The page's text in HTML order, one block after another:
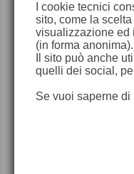
I cookie tecnici
sito, come la
visualizzazione ed
(in forma anonima).
Il sito può anche
quelli dei social,
Se vuoi saperne